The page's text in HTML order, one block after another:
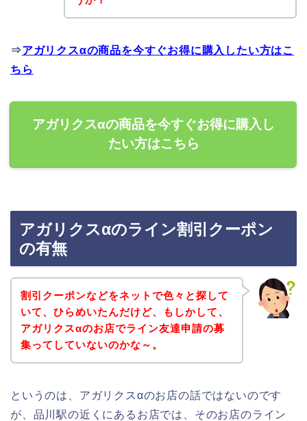
⇒アガリクスαの商品を今すぐお得に購入したい方はこ
ちら
アガリクスαの商品を今すぐお得に購入し
たい方はこちら
アガリクスαのライン割引クーポン
の有無
割引クーポンなどをネットで色々と探して
いて、ひらめいたんだけど、もしかして、
アガリクスαのお店でライン友達申請の募
集ってしていないのかな～。
というのは、アガリクスαのお店の話ではないのです
が、品川駅の近くにあるお店では、そのお店のライン